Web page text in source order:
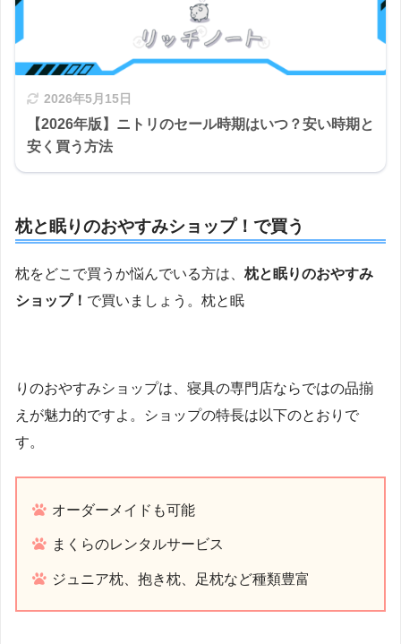
2026年5月15日
【2026年版】ニトリのセール時期はいつ？安い時期と
安く買う方法
枕と眠りのおやすみショップ！で買う
枕をどこで買うか悩んでいる方は、 枕と眠りのおやすみ
ショップ！ で買いましょう。枕と眠
りのおやすみショップは、寝具の専門店ならではの品揃
えが魅力的ですよ。ショップの特長は以下のとおりで
す。
オーダーメイドも可能
まくらのレンタルサービス
ジュニア枕、抱き枕、足枕など種類豊富